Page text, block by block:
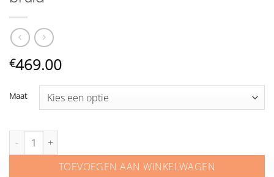
€469.00
Maat
Linea Raffaelli jurk voor de oudere bruid aantal
TOEVOEGEN AAN WINKELWAGEN